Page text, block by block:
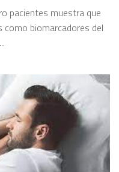
pacientes muestra que
como biomarcadores del